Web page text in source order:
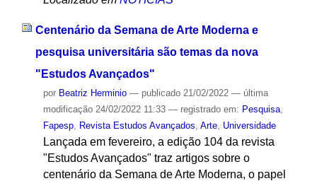
Centenário da Semana de Arte Moderna e
pesquisa universitária são temas da nova
"Estudos Avançados"
por Beatriz Herminio — publicado21/02/2022 — última
modificação24/02/2022 11:33 — registrado em: Pesquisa,
Fapesp, Revista Estudos Avançados Arte, Universidade
Lançada em fevereiro, a edição 104 da revista
"Estudos Avançados" traz artigos sobre o
centenário da Semana de Arte Moderna, o papel